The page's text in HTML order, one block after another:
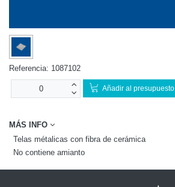
Referencia: 1087102
Añadir al presupuesto
MÁS INFO
Telas métalicas con fibra de cerámica
No contiene amianto